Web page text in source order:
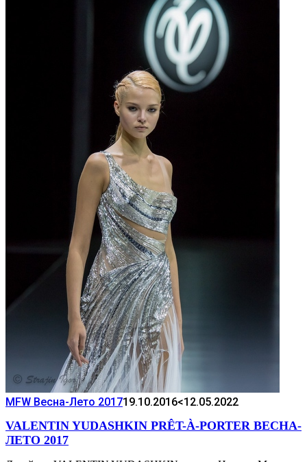
MFW Весна-Лето 201719.10.2016<12.05.2022
VALENTIN YUDASHKIN PRÊT-À-PORTER ВЕСНА-
ЛЕТО 2017